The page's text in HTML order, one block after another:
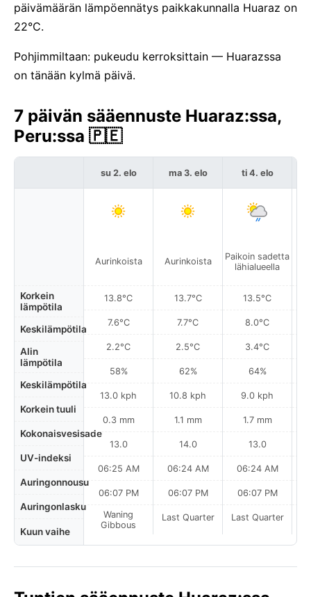
päivämäärän lämpöennätys paikkakunnalla Huaraz on
22°C.
Pohjimmiltaan: pukeudu kerroksittain — Huarazssa
on tänään kylmä päivä.
7 päivän sääennuste Huaraz:ssa,
Peru:ssa 🇵🇪
Korkein
lämpötila
Keskilämpötila
Alin
lämpötila
Keskilämpötila
Korkein tuuli
Kokonaisvesisade
UV-indeksi
Auringonnousu
Auringonlasku
Kuun vaihe
su 2. elo
Aurinkoista
13.8°C
7.6°C
2.2°C
58%
13.0 kph
0.3 mm
13.0
06:25 AM
06:07 PM
Waning
Gibbous
ma 3. elo
Aurinkoista
13.7°C
7.7°C
2.5°C
62%
10.8 kph
1.1 mm
14.0
06:24 AM
06:07 PM
Last Quarter
ti 4. elo
Paikoin sadetta
lähialueella
13.5°C
8.0°C
3.4°C
64%
9.0 kph
1.7 mm
13.0
06:24 AM
06:07 PM
Last Quarter